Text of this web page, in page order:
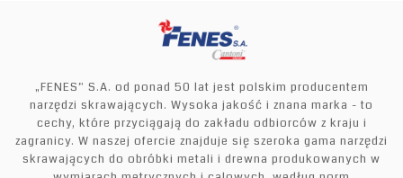
„FENES” S.A. od ponad 50 lat jest polskim producentem
narzędzi skrawających. Wysoka jakość i znana marka - to
cechy, które przyciągają do zakładu odbiorców z kraju i
zagranicy. W naszej ofercie znajduje się szeroka gama narzędzi
skrawających do obróbki metali i drewna produkowanych w